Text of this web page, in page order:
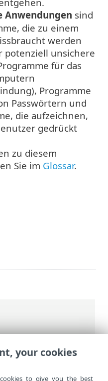
Endpoint
>
Anwendungen sind
die zu einem
werden
potenziell unsichere
für das
Programme
Passwörtern und
die aufzeichnen,
gedrückt
zu diesem
Sie im Glossar.
your cookies
to give you the best